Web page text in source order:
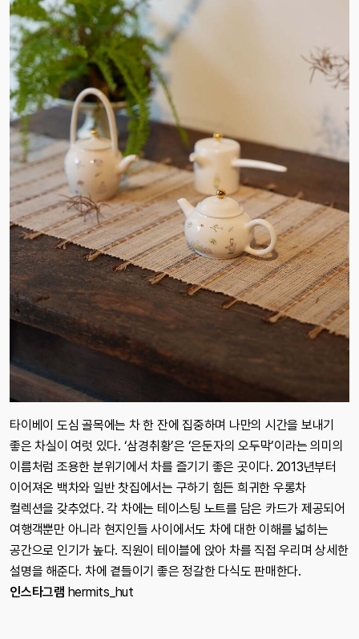
타이베이 도심 골목에는 차 한 잔에 집중하며 나만의 시간을 보내기
좋은 차실이 여럿 있다. ‘삼경취황’은 ‘은둔자의 오두막’이라는 의미의
이름처럼 조용한 분위기에서 차를 즐기기 좋은 곳이다. 2013년부터
이어져온 백차와 일반 찻집에서는 구하기 힘든 희귀한 우롱차
컬렉션을 갖추었다. 각 차에는 테이스팅 노트를 담은 카드가 제공되어
여행객뿐만 아니라 현지인들 사이에서도 차에 대한 이해를 넓히는
공간으로 인기가 높다. 직원이 테이블에 앉아 차를 직접 우리며 상세한
설명을 해준다. 차에 곁들이기 좋은 정갈한 다식도 판매한다.
인스타그램 hermits_hut